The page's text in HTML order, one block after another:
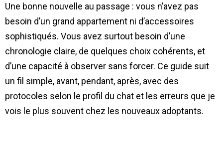
Une bonne nouvelle au passage : vous n’avez pas
besoin d’un grand appartement ni d’accessoires
sophistiqués. Vous avez surtout besoin d’une
chronologie claire, de quelques choix cohérents, et
d’une capacité à observer sans forcer. Ce guide suit
un fil simple, avant, pendant, après, avec des
protocoles selon le profil du chat et les erreurs que je
vois le plus souvent chez les nouveaux adoptants.